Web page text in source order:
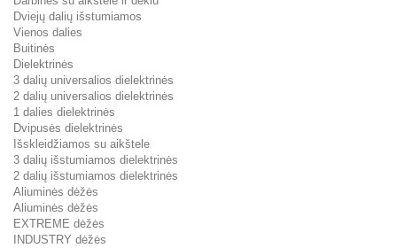
Dviejų dalių išstumiamos
Vienos dalies
Buitinės
Dielektrinės
3 dalių universalios dielektrinės
2 dalių universalios dielektrinės
1 dalies dielektrinės
Dvipusės dielektrinės
Išskleidžiamos su aikštele
3 dalių išstumiamos dielektrinės
2 dalių išstumiamos dielektrinės
Aliuminės dėžės
Aliuminės dėžės
EXTREME dėžės
INDUSTRY dėžės